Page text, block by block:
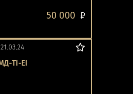
50 000 ₽
ТI-ЕI